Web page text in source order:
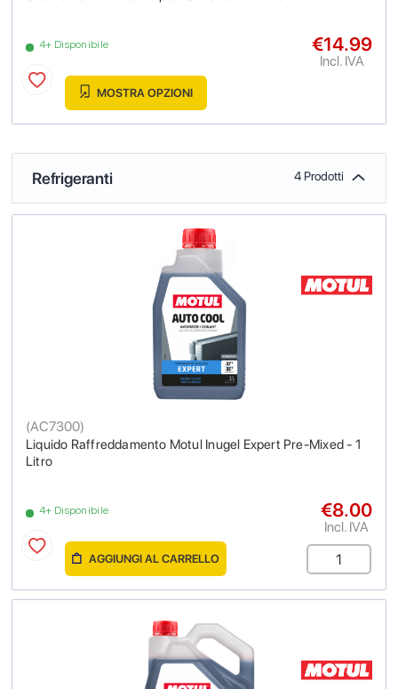
4+ Disponibile €14.99
Incl. IVA
MOSTRA OPZIONI
Refrigeranti 4 Prodotti
Liquido Raffreddamento Motul Inugel Expert Pre-Mixed - 1
Litro
(AC7300)
4+ Disponibile €8.00
Incl. IVA
AGGIUNGI AL CARRELLO